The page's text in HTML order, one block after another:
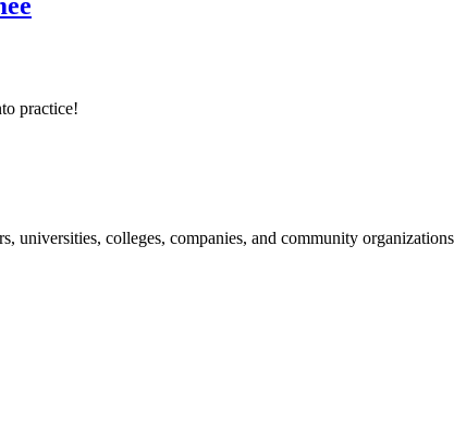
practice!
universities, colleges, companies, and community